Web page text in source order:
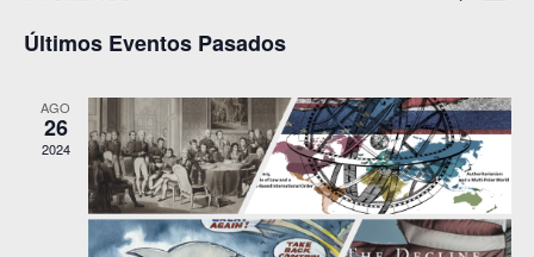
de
Eventos
la
Últimos Eventos Pasados
AGO
26
2024